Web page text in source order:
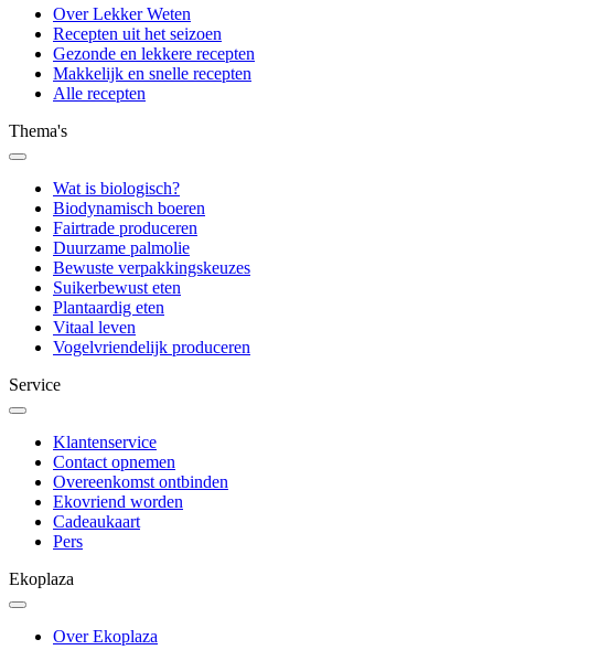
Over Lekker Weten
Recepten uit het seizoen
Gezonde en lekkere recepten
Makkelijk en snelle recepten
Alle recepten
Thema's
Wat is biologisch?
Biodynamisch boeren
Fairtrade produceren
Duurzame palmolie
Bewuste verpakkingskeuzes
Suikerbewust eten
Plantaardig eten
Vitaal leven
Vogelvriendelijk produceren
Service
Klantenservice
Contact opnemen
Overeenkomst ontbinden
Ekovriend worden
Cadeaukaart
Pers
Ekoplaza
Over Ekoplaza